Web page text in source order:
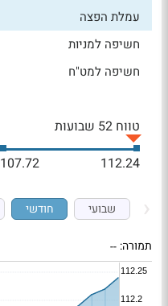
עמלת הפצה
חשיפה למניות
חשיפה למט"ח
טווח 52 שבועות
112.24
107.72
שבועי חודשי
תמורה: --